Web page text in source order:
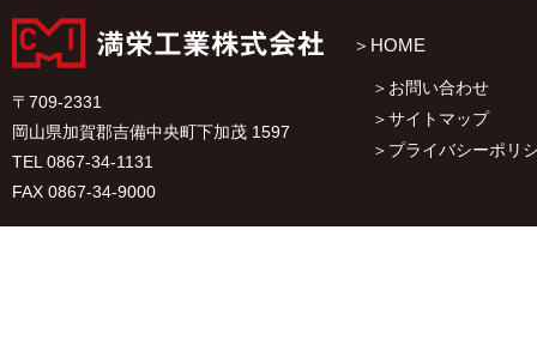
〒709-2331
岡山県加賀郡吉備中央町下加茂 1597
TEL 0867-34-1131
FAX 0867-34-9000
HOME
お問い合わせ
サイトマップ
プライバシーポリ